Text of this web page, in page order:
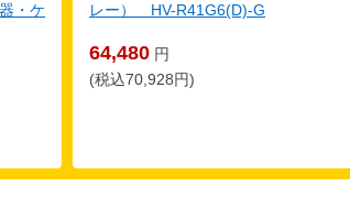
・ケ
レー） HV-R41G6(D)-G
64,480 円
(税込70,928円)